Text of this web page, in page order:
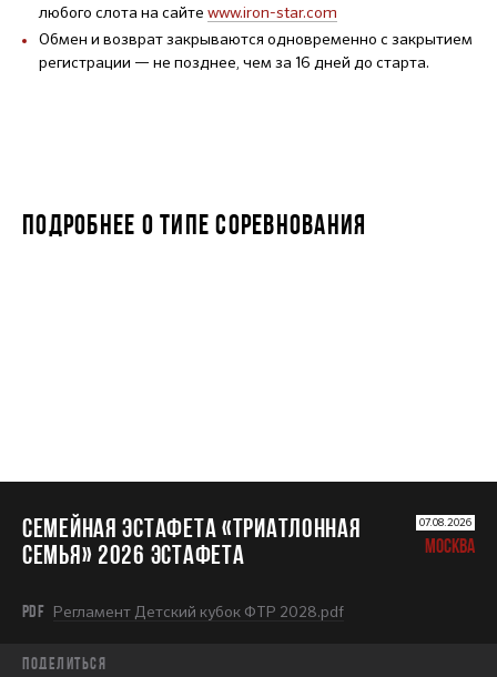
любого слота на сайте www.iron-star.com
Обмен и возврат закрываются одновременно с закрытием
регистрации — не позднее, чем за 16 дней до старта.
ПОДРОБНЕЕ О ТИПЕ СОРЕВНОВАНИЯ
Семейная эстафета «Триатлонная
семья» 2026 Эстафета
07.08.2026
МОСКВА
PDF Регламент Детский кубок ФТР 2028.pdf
Поделиться